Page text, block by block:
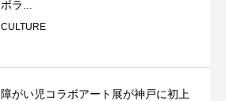
ポラ...
CULTURE
障がい児コラボアート展が神戸に初上